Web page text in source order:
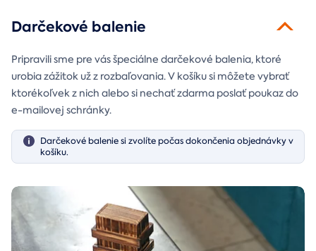
Darčekové balenie
Pripravili sme pre vás špeciálne darčekové balenia, ktoré
urobia zážitok už z rozbaľovania. V košíku si môžete vybrať
ktorékoľvek z nich alebo si nechať zdarma poslať poukaz do
e-mailovej schránky.
Darčekové balenie si zvolíte počas dokončenia objednávky v
košíku.